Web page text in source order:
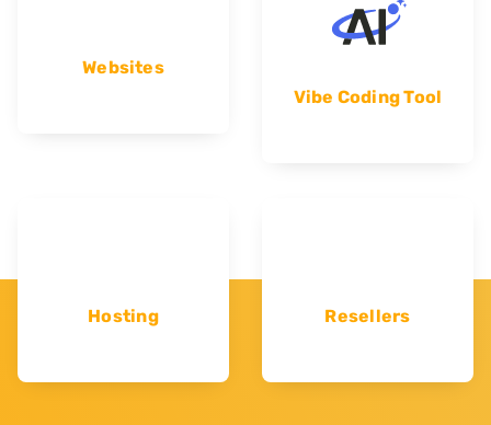
Websites
Vibe Coding Tool
Hosting Resellers